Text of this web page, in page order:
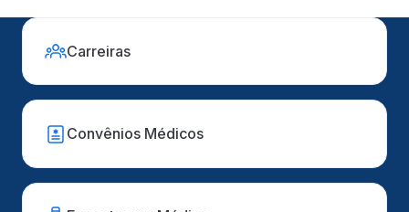
Carreiras
Convênios Médicos